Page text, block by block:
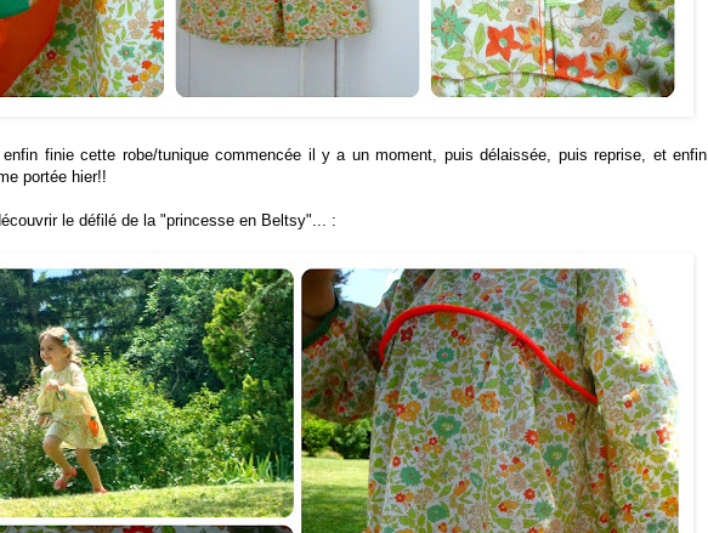
finie cette robe/tunique commencée il y a un moment, puis délaissée, puis reprise, et enfin
portée hier!!
le défilé de la "princesse en Beltsy"... :